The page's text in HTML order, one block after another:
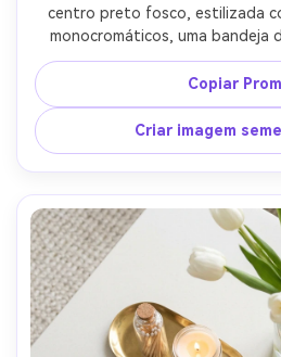
centro preto fosco, estilizada
monocromáticos, uma bandeja
vaso branco escultórico para
de café expresso, luz direcional
tirada em Nikon Z7 II, 50mm, f/
alto contraste, superfícies ultra
digitais sutis-
Copiar
Criar imagem